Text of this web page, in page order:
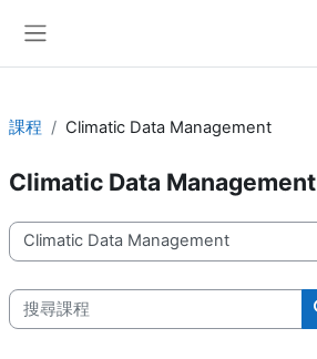
課程 Climatic Data Management
Climatic Data Management
課程類別
搜尋課程